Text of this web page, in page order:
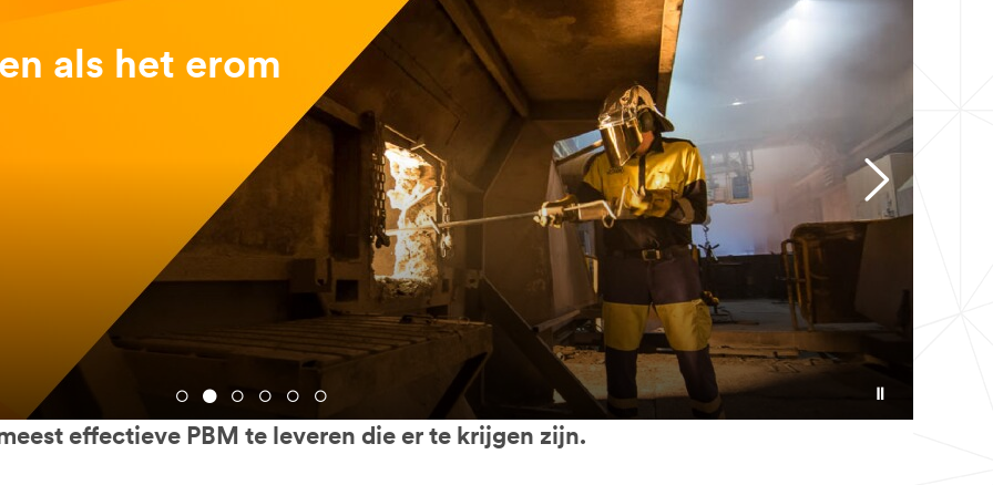
als het erom
effectieve PBM te leveren die er te krijgen zijn.